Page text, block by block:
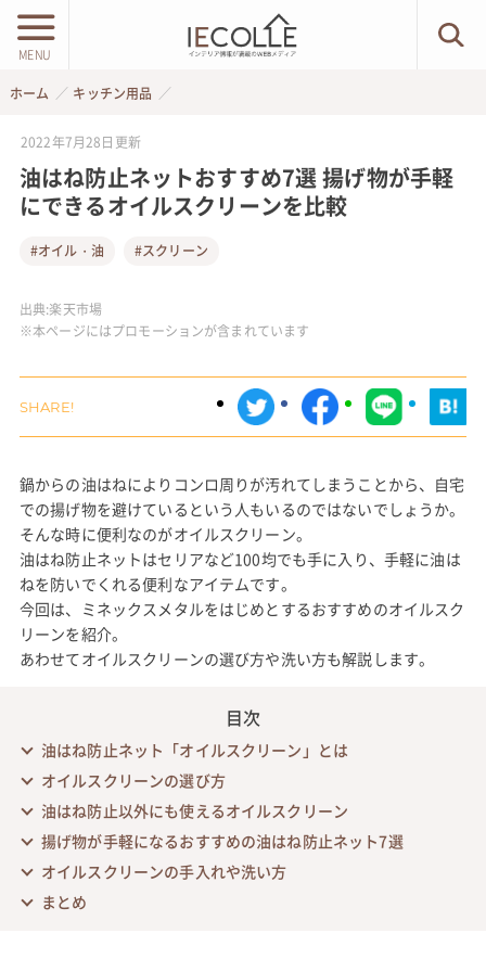
MENU
ホーム キッチン用品
2022年7月28日 更新
油はね防止ネットおすすめ7選 揚げ物が手軽
にできるオイルスクリーンを比較
#オイル・油 #スクリーン
出典:楽天市場
※本ページにはプロモーションが含まれています
鍋からの油はねによりコンロ周りが汚れてしまうことから、自宅
での揚げ物を避けているという人もいるのではないでしょうか。
そんな時に便利なのがオイルスクリーン。
油はね防止ネットはセリアなど100均でも手に入り、手軽に油は
ねを防いでくれる便利なアイテムです。
今回は、ミネックスメタルをはじめとするおすすめのオイルスク
リーンを紹介。
あわせてオイルスクリーンの選び方や洗い方も解説します。
目次
油はね防止ネット「オイルスクリーン」とは
オイルスクリーンの選び方
油はね防止以外にも使えるオイルスクリーン
揚げ物が手軽になるおすすめの油はね防止ネット7選
オイルスクリーンの手入れや洗い方
まとめ